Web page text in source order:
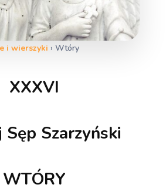
i wierszyki › Wtóry
XXXVI
Sęp Szarzyński
WTÓRY